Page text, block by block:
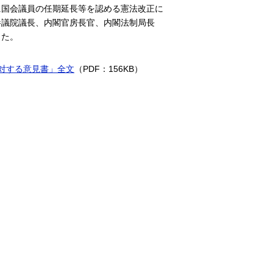
会議員の任期延長等を認める憲法改正に
院議長、内閣官房長官、内閣法制局長
。
する意見書」全文 （PDF：156KB）